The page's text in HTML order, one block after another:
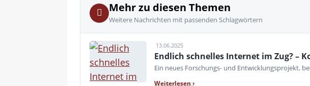
Mehr zu diesen Themen
Weitere Nachrichten mit passenden Schlagwörtern
13.06.2025
Endlich schnelles Internet im Zug? –
Ein neues Forschungs- und Entwicklungsprojekt,
Weiterlesen ›